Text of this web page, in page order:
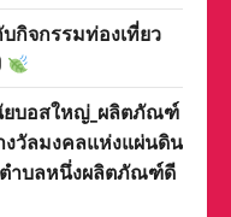
กิจกรรมท่องเที่ยว
ยบอสใหญ่_ผลิตภัณฑ์
งวัลมงคลแห่งแผ่นดิน
ำบลหนึ่งผลิตภัณฑ์ดี